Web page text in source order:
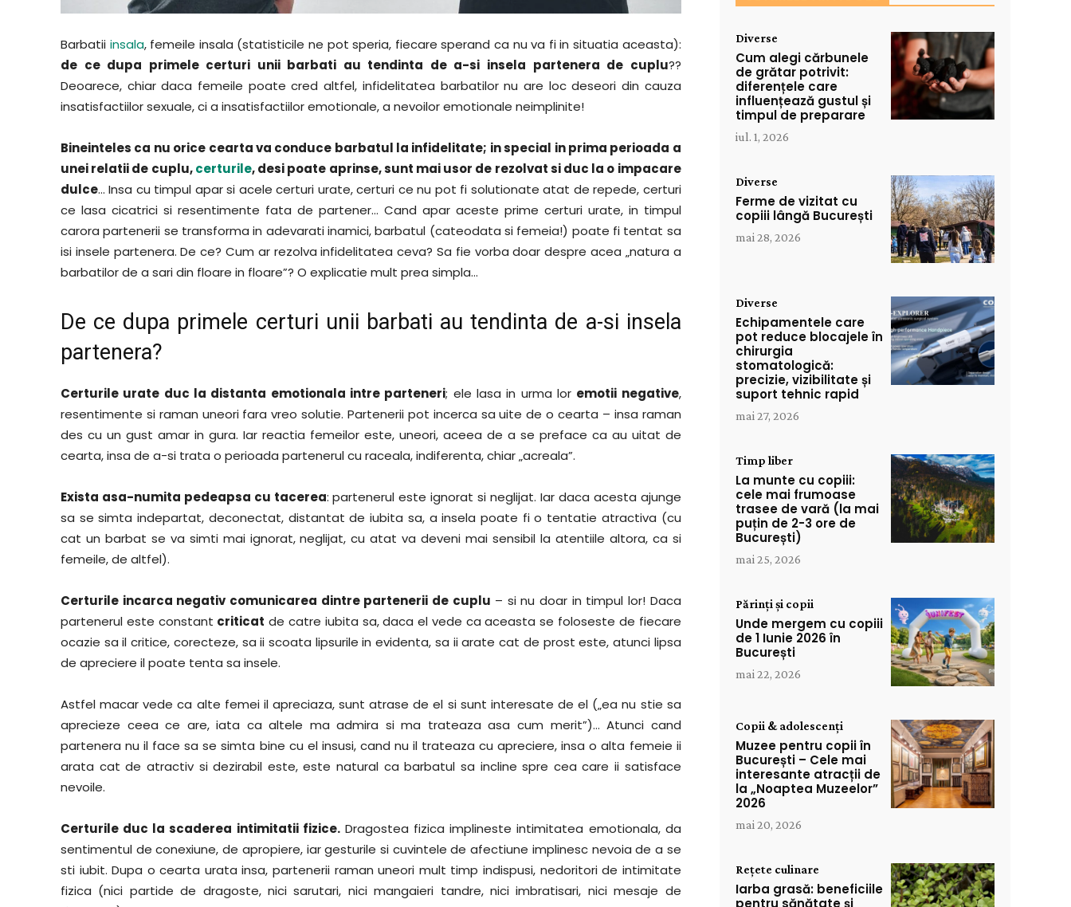
Barbatii insala, femeile insala (statisticile ne pot speria, fiecare sperand ca nu va fi in situatia aceasta):
de ce dupa primele certuri unii barbati au tendinta de a-si insela partenera de cuplu??
Deoarece, chiar daca femeile poate cred altfel, infidelitatea barbatilor nu are loc deseori din cauza
insatisfactiilor sexuale, ci a insatisfactiilor emotionale, a nevoilor emotionale neimplinite!
Bineinteles ca nu orice cearta va conduce barbatul la infidelitate; in special in prima perioada a
unei relatii de cuplu,certurile, desi poate aprinse, sunt mai usor de rezolvat si duc la o impacare
dulce… Insa cu timpul apar si acele certuri urate, certuri ce nu pot fi solutionate atat de repede, certuri
ce lasa cicatrici si resentimente fata de partener… Cand apar aceste prime certuri urate, in timpul
carora partenerii se transforma in adevarati inamici, barbatul (cateodata si femeia!) poate fi tentat sa
isi insele partenera. De ce? Cum ar rezolva infidelitatea ceva? Sa fie vorba doar despre acea „natura a
barbatilor de a sari din floare in floare”? O explicatie mult prea simpla…
De ce dupa primele certuri unii barbati au tendinta de a-si insela
partenera?
Certurile urate duc la distanta emotionala intre parteneri; ele lasa in urma lor emotii negative,
resentimente si raman uneori fara vreo solutie. Partenerii pot incerca sa uite de o cearta – insa raman
des cu un gust amar in gura. Iar reactia femeilor este, uneori, aceea de a se preface ca au uitat de
cearta, insa de a-si trata o perioada partenerul cu raceala, indiferenta, chiar „acreala”.
Exista asa-numita pedeapsa cu tacerea: partenerul este ignorat si neglijat. Iar daca acesta ajunge
sa se simta indepartat, deconectat, distantat de iubita sa, a insela poate fi o tentatie atractiva (cu
cat un barbat se va simti mai ignorat, neglijat, cu atat va deveni mai sensibil la atentiile altora, ca si
femeile, de altfel).
Certurile incarca negativ comunicarea dintre partenerii de cuplu – si nu doar in timpul lor! Daca
partenerul este constant criticat de catre iubita sa, daca el vede ca aceasta se foloseste de fiecare
ocazie sa il critice, corecteze, sa ii scoata lipsurile in evidenta, sa ii arate cat de prost este, atunci lipsa
de apreciere il poate tenta sa insele.
Astfel macar vede ca alte femei il apreciaza, sunt atrase de el si sunt interesate de el („ea nu stie sa
aprecieze ceea ce are, iata ca altele ma admira si ma trateaza asa cum merit”)… Atunci cand
partenera nu il face sa se simta bine cu el insusi, cand nu il trateaza cu apreciere, insa o alta femeie ii
arata cat de atractiv si dezirabil este, este natural ca barbatul sa incline spre cea care ii satisface
nevoile.
Certurile duc la scaderea intimitatii fizice.Dragostea fizica implineste intimitatea emotionala, da
sentimentul de conexiune, de apropiere, iar gesturile si cuvintele de afectiune implinesc nevoia de a se
sti iubit. Dupa o cearta urata insa, partenerii raman uneori mult timp indispusi, nedoritori de intimitate
fizica (nici partide de dragoste, nici sarutari, nici mangaieri tandre, nici imbratisari, nici mesaje de
Diverse
Cum alegi cărbunele
de grătar potrivit:
diferențele care
influențează gustul și
timpul de preparare
iul. 1, 2026
Diverse
Ferme de vizitat cu
copiii lângă București
mai 28, 2026
Diverse
Echipamentele care
pot reduce blocajele în
chirurgia
stomatologică:
precizie, vizibilitate și
suport tehnic rapid
mai 27, 2026
Timp liber
La munte cu copiii:
cele mai frumoase
trasee de vară (la mai
puțin de 2-3 ore de
București)
mai 25, 2026
Părinți și copii
Unde mergem cu copiii
de 1 Iunie 2026 în
București
mai 22, 2026
Copii & adolescenți
Muzee pentru copii în
București – Cele mai
interesante atracții de
la „Noaptea Muzeelor”
2026
mai 20, 2026
Rețete culinare
Iarba grasă: beneficiile
pentru sănătate și